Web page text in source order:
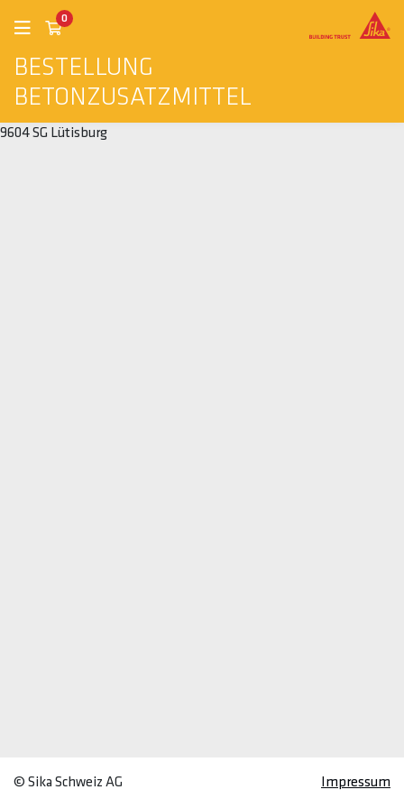
BESTELLUNG
BETONZUSATZMITTEL
0
9604 SG Lütisburg
© Sika Schweiz AG Impressum